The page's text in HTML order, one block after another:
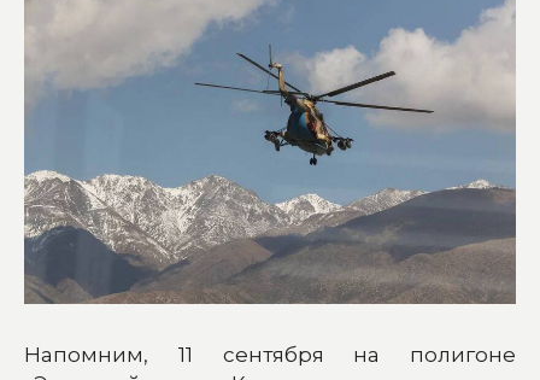
Напомним, 11 сентября на полигоне